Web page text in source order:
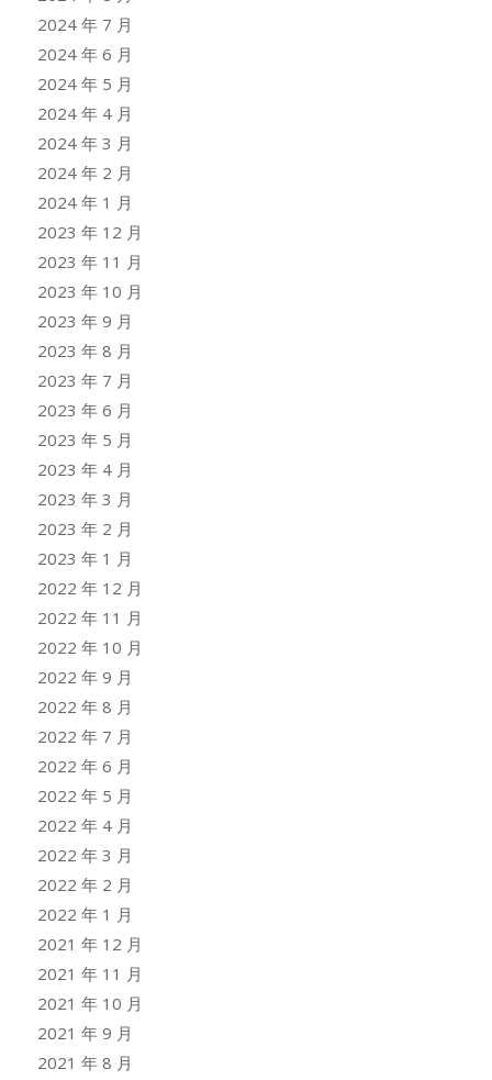
2024 年 7 月
2024 年 6 月
2024 年 5 月
2024 年 4 月
2024 年 3 月
2024 年 2 月
2024 年 1 月
2023 年 12 月
2023 年 11 月
2023 年 10 月
2023 年 9 月
2023 年 8 月
2023 年 7 月
2023 年 6 月
2023 年 5 月
2023 年 4 月
2023 年 3 月
2023 年 2 月
2023 年 1 月
2022 年 12 月
2022 年 11 月
2022 年 10 月
2022 年 9 月
2022 年 8 月
2022 年 7 月
2022 年 6 月
2022 年 5 月
2022 年 4 月
2022 年 3 月
2022 年 2 月
2022 年 1 月
2021 年 12 月
2021 年 11 月
2021 年 10 月
2021 年 9 月
2021 年 8 月